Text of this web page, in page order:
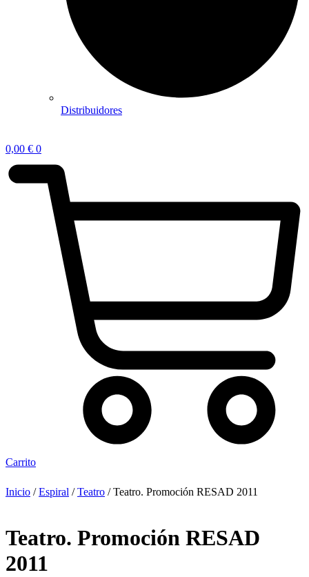
Distribuidores
0,00 € 0
Carrito
Inicio /Espiral /Teatro / Teatro. Promoción RESAD 2011
Teatro. Promoción RESAD
2011